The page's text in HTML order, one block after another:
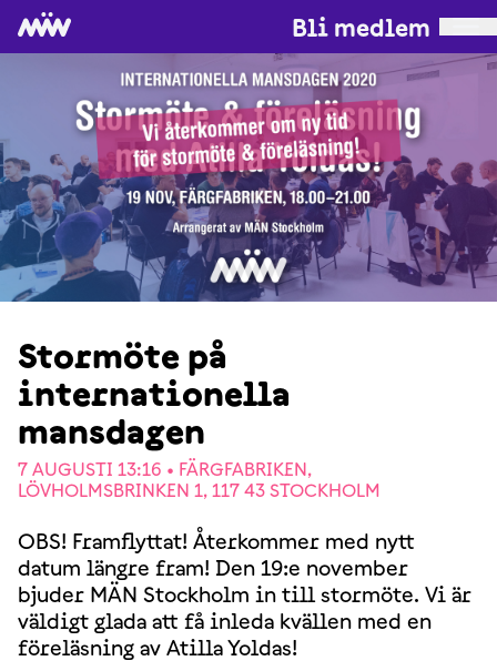
Bli medlem
Stormöte på
internationella
mansdagen
7 AUGUSTI 13:16 • FÄRGFABRIKEN,
LÖVHOLMSBRINKEN 1, 117 43 STOCKHOLM
OBS! Framflyttat! Återkommer med nytt
datum längre fram! Den 19:e november
bjuder MÄN Stockholm in till stormöte. Vi är
väldigt glada att få inleda kvällen med en
föreläsning av Atilla Yoldas!